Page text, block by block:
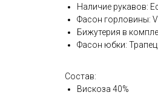
Наличие рукавов:
Фасон горловины:
Бижутерия в
Фасон юбки:
Состав:
Вискоза 40%